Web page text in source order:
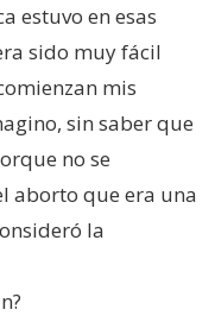
estuvo en esas
sido muy fácil
mis
sin saber que
no se
aborto que era una
la